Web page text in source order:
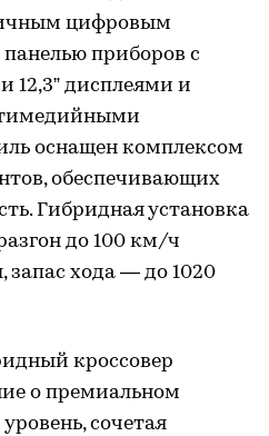
цифровым
приборов с
12,3” дисплеями и
оснащен комплексом
обеспечивающих
Гибридная установка
до 100 км/ч
запас хода — до 1020
кроссовер
о премиальном
сочетая